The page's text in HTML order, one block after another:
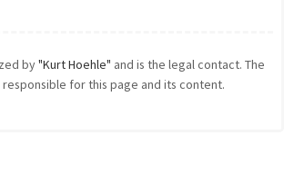
by"Kurt Hoehle" and is the legal contact. The
for this page and its content.